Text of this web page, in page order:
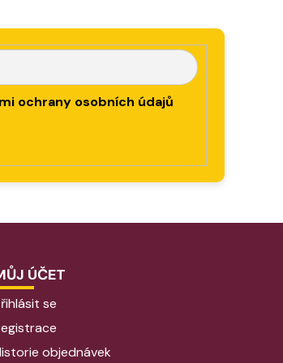
ochrany osobních údajů
ÚČET
se
objednávek